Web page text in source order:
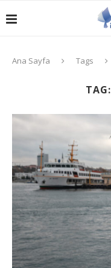
Ana Sayfa Tags
TAG: